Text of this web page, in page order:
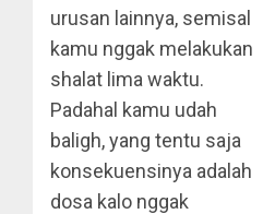
urusan lainnya, semisal
kamu nggak melakukan
shalat lima waktu.
Padahal kamu udah
baligh, yang tentu saja
konsekuensinya adalah
dosa kalo nggak